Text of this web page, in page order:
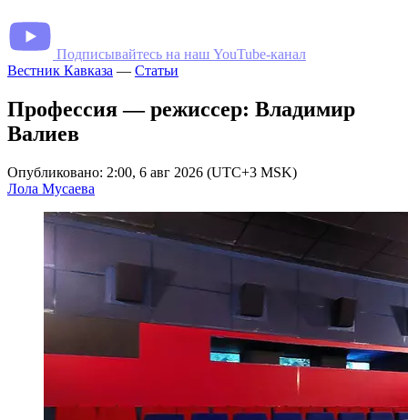
Подписывайтесь на наш YouTube-канал
Вестник Кавказа — Статьи
Профессия — режиссер: Владимир
Валиев
Опубликовано: 2:00, 6 авг 2026 (UTC+3 MSK)
Лола Мусаева